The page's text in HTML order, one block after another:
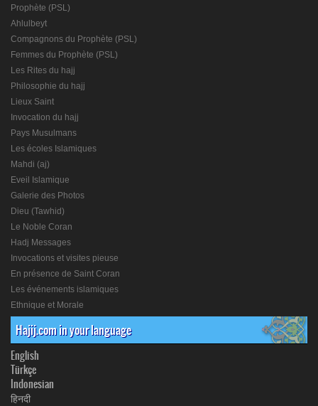
Prophète (PSL)
Ahlulbeyt
Compagnons du Prophète (PSL)
Femmes du Prophète (PSL)
Les Rites du hajj
Philosophie du hajj
Lieux Saint
Invocation du hajj
Pays Musulmans
Les écoles Islamiques
Mahdi (aj)
Eveil Islamique
Galerie des Photos
Dieu (Tawhid)
Le Noble Coran
Hadj Messages
Invocations et visites pieuse
En présence de Saint Coran
Les événements islamiques
Ethnique et Morale
Hajij.com in your language
English
Türkçe
Indonesian
हिनदी